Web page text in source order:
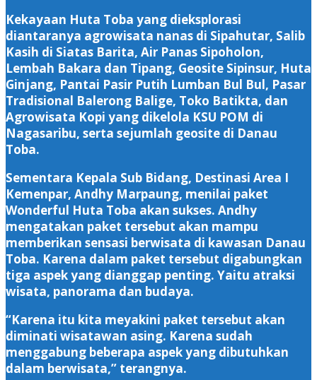
Kekayaan Huta Toba yang dieksplorasi
diantaranya agrowisata nanas di Sipahutar, Salib
Kasih di Siatas Barita, Air Panas Sipoholon,
Lembah Bakara dan Tipang, Geosite Sipinsur, Huta
Ginjang, Pantai Pasir Putih Lumban Bul Bul, Pasar
Tradisional Balerong Balige, Toko Batikta, dan
Agrowisata Kopi yang dikelola KSU POM di
Nagasaribu, serta sejumlah geosite di Danau
Toba.
Sementara Kepala Sub Bidang, Destinasi Area I
Kemenpar, Andhy Marpaung, menilai paket
Wonderful Huta Toba akan sukses. Andhy
mengatakan paket tersebut akan mampu
memberikan sensasi berwisata di kawasan Danau
Toba. Karena dalam paket tersebut digabungkan
tiga aspek yang dianggap penting. Yaitu atraksi
wisata, panorama dan budaya.
“Karena itu kita meyakini paket tersebut akan
diminati wisatawan asing. Karena sudah
menggabung beberapa aspek yang dibutuhkan
dalam berwisata,” terangnya.